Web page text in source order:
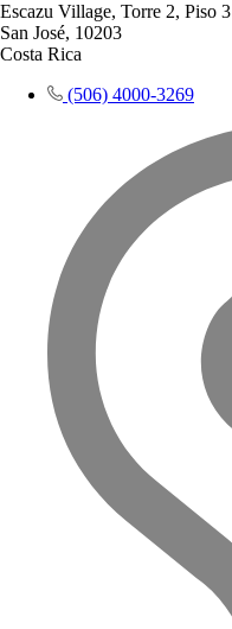
Escazu Village, Torre 2, Piso 3
San José, 10203
Costa Rica
(506) 4000-3269